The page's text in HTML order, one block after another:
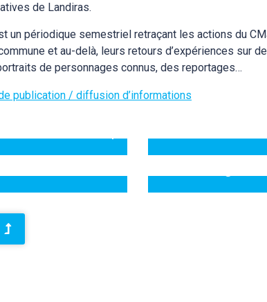
de Landiras.
un périodique semestriel retraçant les actions du
et au-delà, leurs retours d’expériences sur
de personnages connus, des reportages…
publication / diffusion d’informations
Landiras